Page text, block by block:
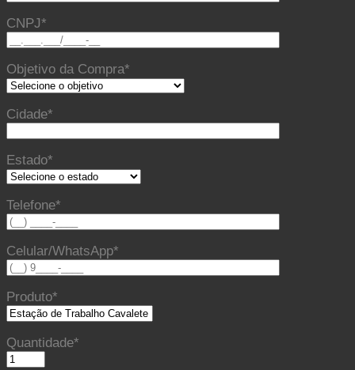
CNPJ*
Objetivo da Compra*
Cidade*
Estado*
Telefone*
Celular/WhatsApp*
Produto*
Quantidade*